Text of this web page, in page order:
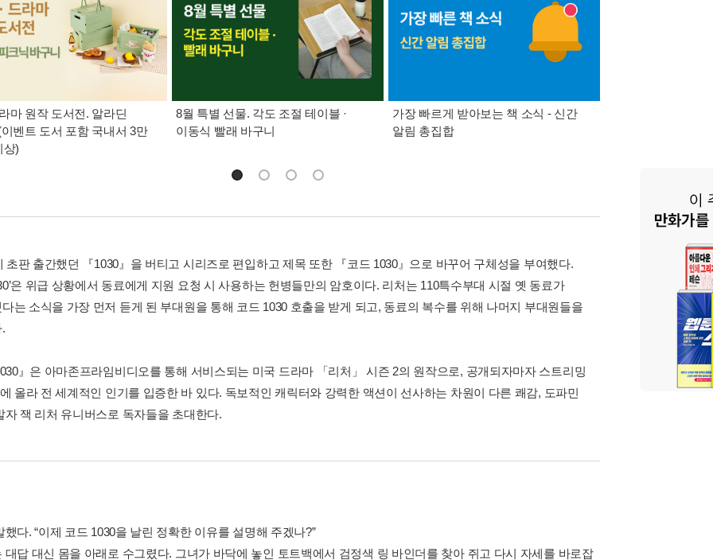
마 원작 도서전. 알라딘
벤트 도서 포함 국내서 3만
상)
8월 특별 선물. 각도 조절 테이블 ·
이동식 빨래 바구니
가장 빠르게 받아보는 책 소식 - 신간
알림 총집합
초판 출간했던 『1030』을 버티고 시리즈로 편입하고 제목 또한 『코드 1030』으로 바꾸어 구체성을 부여했다.
은 위급 상황에서 동료에게 지원 요청 시 사용하는 헌병들만의 암호이다. 리처는 110특수부대 시절 옛 동료가
는 소식을 가장 먼저 듣게 된 부대원을 통해 코드 1030 호출을 받게 되고, 동료의 복수를 위해 나머지 부대원들을
』은 아마존프라임비디오를 통해 서비스되는 미국 드라마 「리처」 시즌 2의 원작으로, 공개되자마자 스트리밍
올라 전 세계적인 인기를 입증한 바 있다. 독보적인 캐릭터와 강력한 액션이 선사하는 차원이 다른 쾌감, 도파민
자 잭 리처 유니버스로 독자들을 초대한다.
했다. “이제 코드 1030을 날린 정확한 이유를 설명해 주겠나?”
대답 대신 몸을 아래로 수그렸다. 그녀가 바닥에 놓인 토트백에서 검정색 링 바인더를 찾아 쥐고 다시 자세를 바로잡